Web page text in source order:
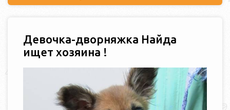
Девочка-дворняжка Найда
ищет хозяина !